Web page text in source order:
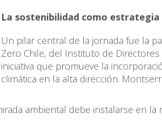
La sostenibilidad como estrategia
Un pilar central de la jornada fue la
Zero Chile, del Instituto de Directores
iniciativa que promueve la
climática en la alta dirección.
ambiental debe instalarse en la